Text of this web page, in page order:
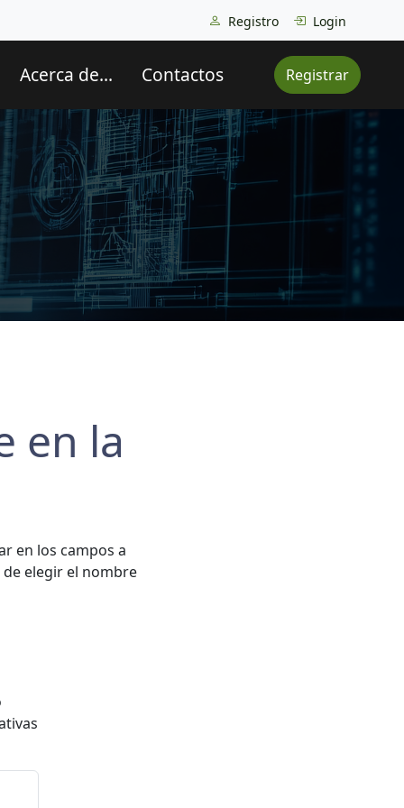
Registro Login
Acerca de... Contactos Registrar
en la
en los campos a
elegir el nombre